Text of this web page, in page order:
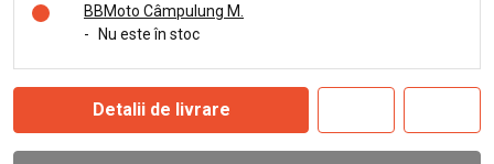
BBMoto Câmpulung M.
- Nu este în stoc
Detalii de livrare